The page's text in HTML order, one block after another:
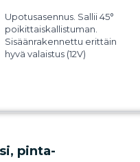
Upotusasennus. Sallii 45°
poikittaiskallistuman.
Sisäänrakennettu erittäin
hyvä valaistus (12V)
fosforinkeltaiset ohjausviivat.
Kartiomallinen asteikko
pinta-